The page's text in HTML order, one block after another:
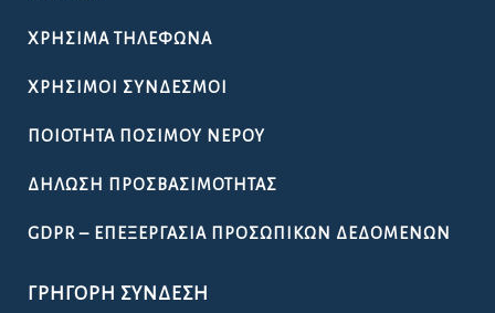
ΧΡΉΣΙΜΑ ΤΗΛΈΦΩΝΑ
ΧΡΉΣΙΜΟΙ ΣΎΝΔΕΣΜΟΙ
ΠΟΙΌΤΗΤΑ ΠΌΣΙΜΟΥ ΝΕΡΟΎ
ΔΉΛΩΣΗ ΠΡΟΣΒΑΣΙΜΌΤΗΤΑΣ
GDPR – ΕΠΕΞΕΡΓΑΣΙΑ ΠΡΟΣΩΠΙΚΩΝ ΔΕΔΟΜΕΝΩΝ
ΓΡΉΓΟΡΗ ΣΎΝΔΕΣΗ